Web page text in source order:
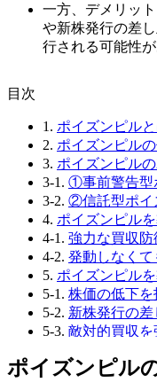
一方、デメリッ
や新株発行の差
行される可能性が
⽬次
1. ポイズンピルと
2. ポイズンピル
3. ポイズンピル
3-1. ①事前警告型
3-2. ②信託型ポイ
4. ポイズンピル
4-1. 強力な買収防
4-2. 発動しなく
5. ポイズンピル
5-1. 株価の低下を
5-2. 新株発行の
5-3. 敵対的買収
6-1.ホワイトナイ
ポイズンピル